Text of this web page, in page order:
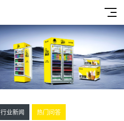
行业新闻 热门问答